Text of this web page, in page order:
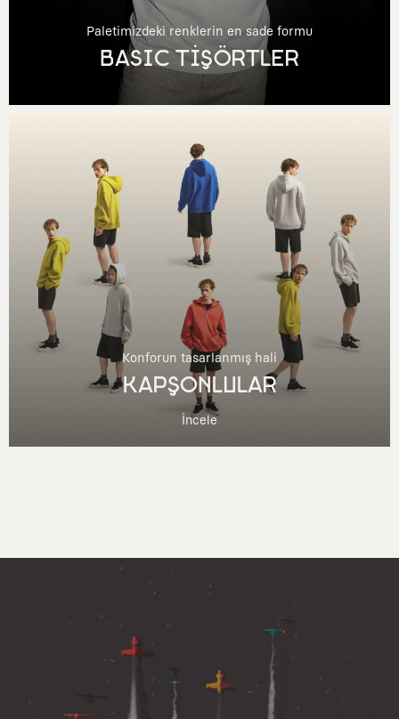
Paletimizdeki renklerin en sade formu
BASIC TİŞÖRTLER
Konforun tasarlanmış hali
KAPŞONLULAR
İncele